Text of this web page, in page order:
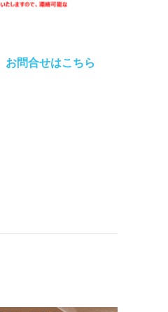
お問合せはこちら